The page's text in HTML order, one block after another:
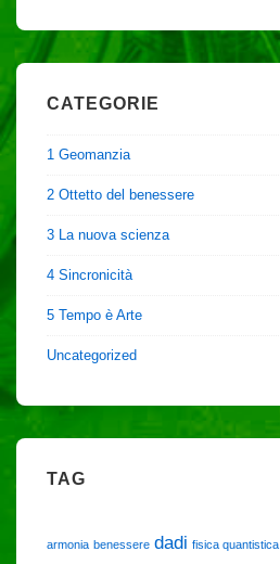
CATEGORIE
1 Geomanzia
2 Ottetto del benessere
3 La nuova scienza
4 Sincronicità
5 Tempo è Arte
Uncategorized
TAG
armonia benessere dadi fisica quantistica